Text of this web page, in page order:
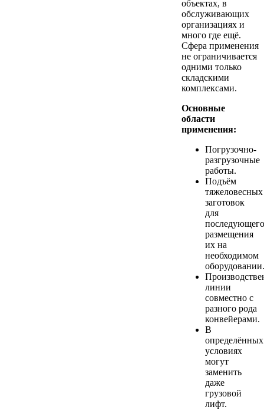
объектах, в
обслуживающих
организациях и
много где ещё.
Cфера применения
не ограничивается
одними только
складскими
комплексами.
Основные
области
применения:
Погрузочно-
разгрузочные
работы.
Подъём
тяжеловесных
заготовок
для
последующего
размещения
их на
необходимом
оборудовании.
линии
совместно с
разного рода
конвейерами.
В
определённых
условиях
могут
заменить
даже
грузовой
лифт.